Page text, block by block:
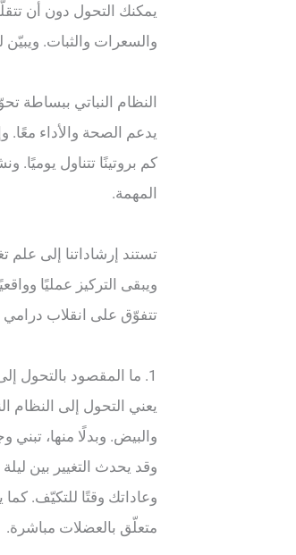
يمكنك التحول دون أن
والسعرات والثبات.
النظام النباتي ببساطة
يدعم الصحة والأداء معًا.
كم بروتينًا تتناول
المهمة.
ويبقى التركيز عمليًا
تتفوّق على انقلاب درامي
1. ما المقصود بالتحول إلى النظام النباتي
يعني التحول إلى النظام
والبيض. وبدلًا منها،
وقد يحدث التغيير بين
وعاداتك وقتًا للتكيّف.
متعلّق بالعضلات مباشرة.